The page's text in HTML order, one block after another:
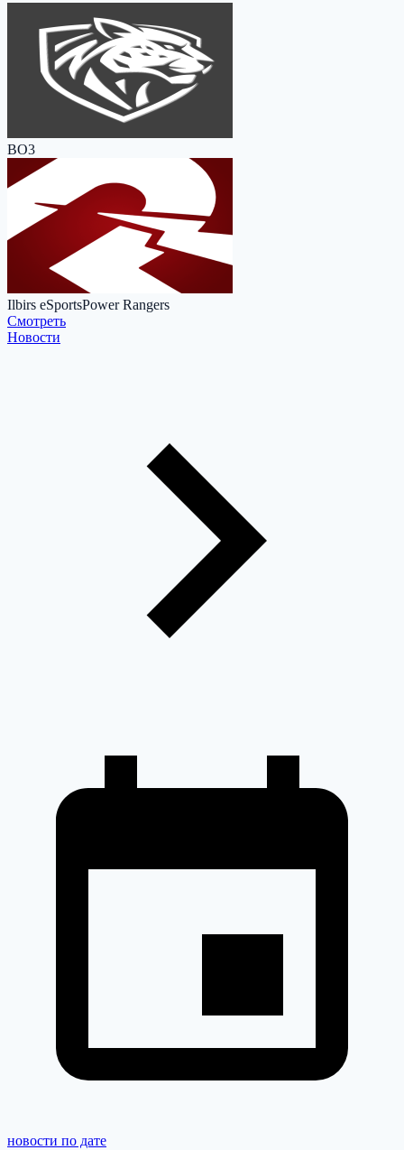
BO3
Ilbirs eSportsPower Rangers
Cмотреть
Новости
новости по дате